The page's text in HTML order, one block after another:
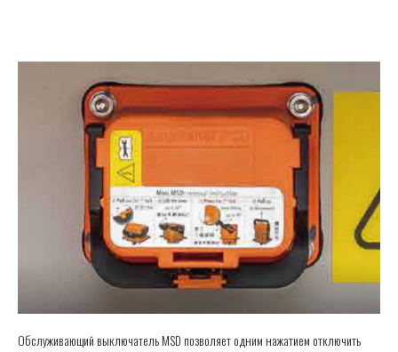
Обслуживающий выключатель MSD позволяет одним нажатием отключить